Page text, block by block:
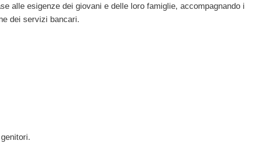
alle esigenze dei giovani e delle loro famiglie, accompagnando i
dei servizi bancari.